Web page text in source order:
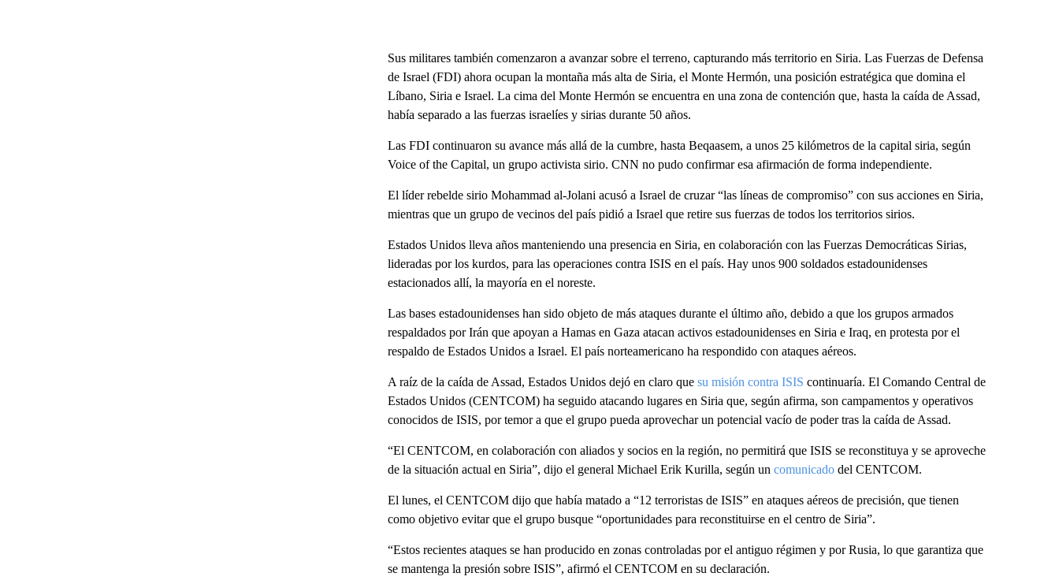
Sus militares también comenzaron a avanzar sobre el terreno, capturando más territorio en Siria. Las Fuerzas de Defensa
de Israel (FDI) ahora ocupan la montaña más alta de Siria, el Monte Hermón, una posición estratégica que domina el
Líbano, Siria e Israel. La cima del Monte Hermón se encuentra en una zona de contención que, hasta la caída de Assad,
había separado a las fuerzas israelíes y sirias durante 50 años.
Las FDI continuaron su avance más allá de la cumbre, hasta Beqaasem, a unos 25 kilómetros de la capital siria, según
Voice of the Capital, un grupo activista sirio. CNN no pudo confirmar esa afirmación de forma independiente.
El líder rebelde sirio Mohammad al-Jolani acusó a Israel de cruzar “las líneas de compromiso” con sus acciones en Siria,
mientras que un grupo de vecinos del país pidió a Israel que retire sus fuerzas de todos los territorios sirios.
Estados Unidos lleva años manteniendo una presencia en Siria, en colaboración con las Fuerzas Democráticas Sirias,
lideradas por los kurdos, para las operaciones contra ISIS en el país. Hay unos 900 soldados estadounidenses
estacionados allí, la mayoría en el noreste.
Las bases estadounidenses han sido objeto de más ataques durante el último año, debido a que los grupos armados
respaldados por Irán que apoyan a Hamas en Gaza atacan activos estadounidenses en Siria e Iraq, en protesta por el
respaldo de Estados Unidos a Israel. El país norteamericano ha respondido con ataques aéreos.
A raíz de la caída de Assad, Estados Unidos dejó en claro que su misión contra ISIS continuaría. El Comando Central de
Estados Unidos (CENTCOM) ha seguido atacando lugares en Siria que, según afirma, son campamentos y operativos
conocidos de ISIS, por temor a que el grupo pueda aprovechar un potencial vacío de poder tras la caída de Assad.
“El CENTCOM, en colaboración con aliados y socios en la región, no permitirá que ISIS se reconstituya y se aproveche
de la situación actual en Siria”, dijo el general Michael Erik Kurilla, según un comunicadodel CENTCOM.
El lunes, el CENTCOM dijo que había matado a “12 terroristas de ISIS” en ataques aéreos de precisión, que tienen
como objetivo evitar que el grupo busque “oportunidades para reconstituirse en el centro de Siria”.
“Estos recientes ataques se han producido en zonas controladas por el antiguo régimen y por Rusia, lo que garantiza que
se mantenga la presión sobre ISIS”, afirmó el CENTCOM en su declaración.